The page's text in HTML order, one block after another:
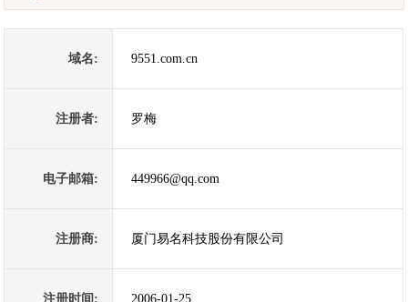
域名: 9551.com.cn
注册者: 罗梅
电子邮箱: 449966@qq.com
注册商: 厦门易名科技股份有限公司
注册时间: 2006-01-25